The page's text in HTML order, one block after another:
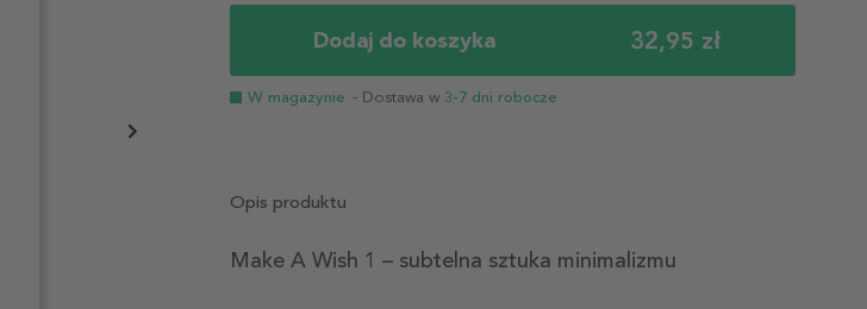
Dodaj do koszyka 32,95 zł
W magazynie - Dostawa w 3-7 dni robocze
Opis produktu
Make A Wish 1 – subtelna sztuka minimalizmu